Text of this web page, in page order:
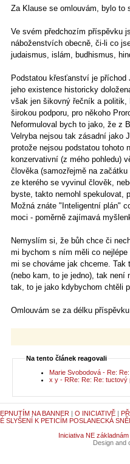
Za Klause se omlouvám, bylo
Ve svém předchozím příspěvku
náboženstvích obecně, či-li co
judaismus, islám, budhismus,
Podstatou křesťanství je
jeho existence historicky
však jen šikovný řečník a
širokou podporu, pro někoho
Neformuloval bych to jako, že z
Velryba nejsou tak zásadní jako
protože nejsou podstatou
konzervativní (z mého pohledu)
člověka (samozřejmě na
ze kterého se vyvinul člověk,
byste, takto nemohl spekulovat,
Možná znáte "Inteligentní plán"
moci - poměrně zajímavá
Nemyslím si, že bůh chce či
mi bychom s ním měli co
mi se chováme jak chceme.
(nebo kam, to je jedno), tak není
tak, to je jako kdybychom chtěli
Omlouvám se za délku
Na tento článek reagovali
Marie Svobodová - Re:
x y - RRe: Re: Re: tuctový
NA BANNER O INICIATIVĚ|
SLYŠENÍ K PETICÍM POSLANECKÁ
Iniciativa NE základnám
Design and